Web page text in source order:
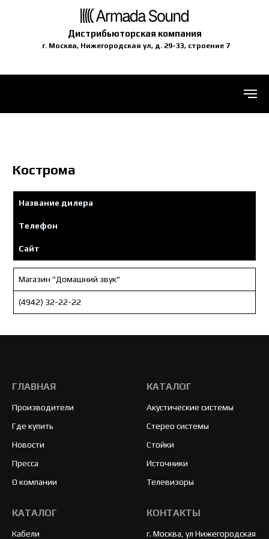
Дистрибьюторская компания
г. Москва, Нижегородская ул, д. 29-33, строение 7
Кострома
Название дилера
Телефон
Сайт
Магазин "Домашний звук"
(4942) 32-22-22
ГЛАВНАЯ
Производители
Где купить
Новости
Пресса
О компании
КАТАЛОГ
Акустические системы
Стерео системы
Стойки
Источники
Телевизоры
КАТАЛОГ
Кабели
КОНТАКТЫ
г. Москва, ул Нижегородская